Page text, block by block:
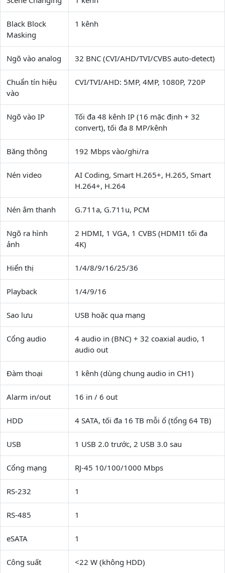
Black Block
Masking
1 kênh
Ngõ vào analog 32 BNC (CVI/AHD/TVI/CVBS auto-detect)
Chuẩn tín hiệu
vào
CVI/TVI/AHD: 5MP, 4MP, 1080P, 720P
Ngõ vào IP
Tối đa 48 kênh IP (16 mặc định + 32
convert), tối đa 8 MP/kênh
Băng thông 192 Mbps vào/ghi/ra
Nén video
AI Coding, Smart H.265+, H.265, Smart
H.264+, H.264
Nén âm thanh G.711a, G.711u, PCM
Ngõ ra hình
ảnh
2 HDMI, 1 VGA, 1 CVBS (HDMI1 tối đa
4K)
Hiển thị 1/4/8/9/16/25/36
Playback 1/4/9/16
Sao lưu USB hoặc qua mạng
Cổng audio
4 audio in (BNC) + 32 coaxial audio, 1
audio out
Đàm thoại 1 kênh (dùng chung audio in CH1)
Alarm in/out 16 in / 6 out
HDD 4 SATA, tối đa 16 TB mỗi ổ (tổng 64 TB)
USB 1 USB 2.0 trước, 2 USB 3.0 sau
Cổng mạng RJ-45 10/100/1000 Mbps
RS-232 1
RS-485 1
eSATA 1
Công suất <22 W (không HDD)